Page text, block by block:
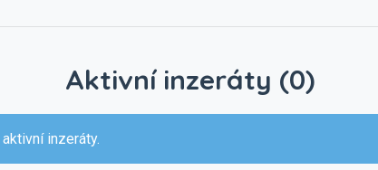
Aktivní inzeráty (0)
inzeráty.